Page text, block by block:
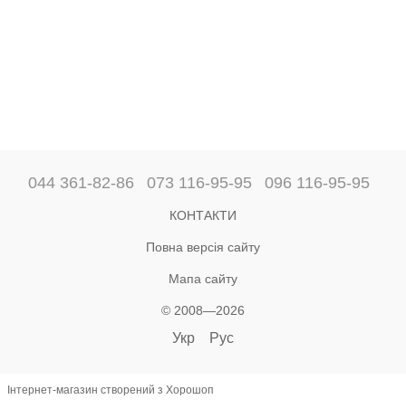
044 361-82-86 073 116-95-95 096 116-95-95
КОНТАКТИ
Повна версія сайту
Мапа сайту
© 2008—2026
Укр Рус
Інтернет-магазин створений з Хорошоп